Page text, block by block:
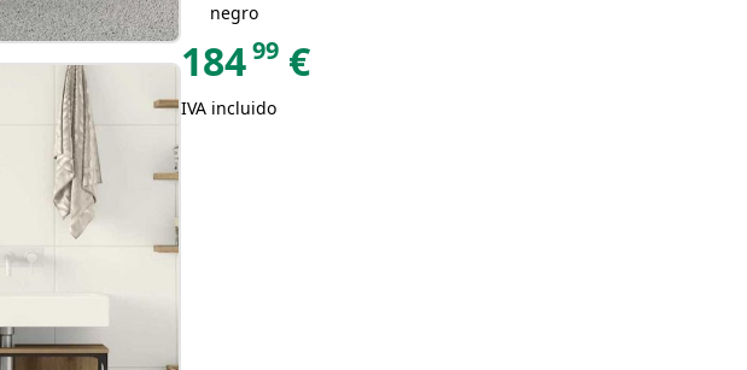
negro
18499 €
IVA incluido